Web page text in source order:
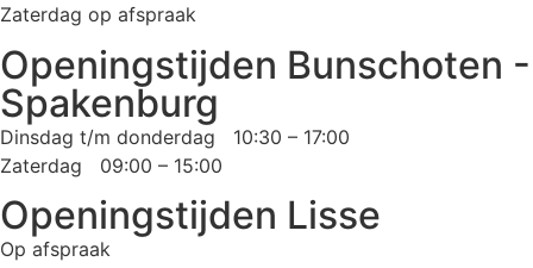
Zaterdag op afspraak
Openingstijden Bunschoten -
Spakenburg
Dinsdag t/m donderdag 10:30 – 17:00
Zaterdag 09:00 – 15:00
Openingstijden Lisse
Op afspraak